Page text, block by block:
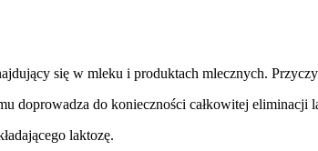
się w mleku i produktach mlecznych.
doprowadza do konieczności całkowitej eliminacji
laktozę.